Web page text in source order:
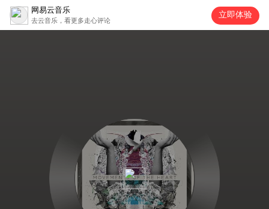
网易云音乐
去云音乐，看更多走心评论
立即体验